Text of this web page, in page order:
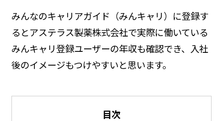
みんなのキャリアガイド（みんキャリ）に登録す
るとアステラス製薬株式会社で実際に働いている
みんキャリ登録ユーザーの年収も確認でき、入社
後のイメージもつけやすいと思います。
目次